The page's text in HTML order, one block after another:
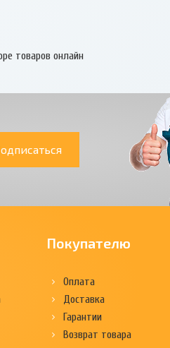
товаров онлайн
Покупателю
Оплата
Доставка
Гарантии
Возврат товара